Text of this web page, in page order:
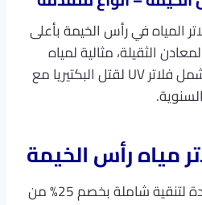
المياه في رأس الخيمة بأعلى
الثقيلة، مثالية لمياه
الإمارات. عروض 2026 تشمل فلاتر UV لقتل البكتيريا مع
مياه رأس الخيمة
فلاتر RO عالية الجودة لتنقية شاملة بخصم 25% من